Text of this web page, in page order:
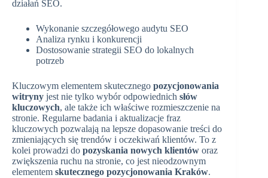
działań SEO.
Wykonanie szczegółowego audytu SEO
Analiza rynku i konkurencji
Dostosowanie strategii SEO do lokalnych
potrzeb
Kluczowym elementem skutecznego pozycjonowania
witryny jest nie tylko wybór odpowiednich słów
kluczowych, ale także ich właściwe rozmieszczenie na
stronie. Regularne badania i aktualizacje fraz
kluczowych pozwalają na lepsze dopasowanie treści do
zmieniających się trendów i oczekiwań klientów. To z
kolei prowadzi do pozyskania nowych klientów oraz
zwiększenia ruchu na stronie, co jest nieodzownym
elementem skutecznego pozycjonowania Kraków.